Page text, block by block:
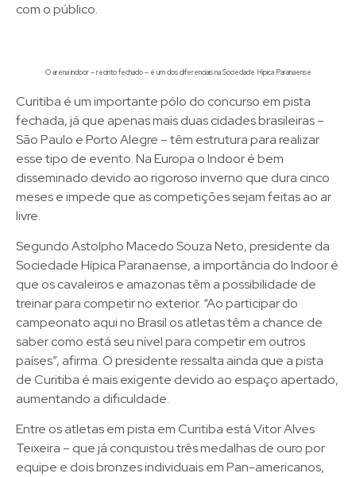
com o público.
O arena indoor – recinto fechado – é um dos diferenciais na Sociedade Hípica Paranaense
Curitiba é um importante pólo do concurso em pista
fechada, já que apenas mais duas cidades brasileiras –
São Paulo e Porto Alegre – têm estrutura para realizar
esse tipo de evento. Na Europa o Indoor é bem
disseminado devido ao rigoroso inverno que dura cinco
meses e impede que as competições sejam feitas ao ar
livre.
Segundo Astolpho Macedo Souza Neto, presidente da
Sociedade Hípica Paranaense, a importância do Indoor é
que os cavaleiros e amazonas têm a possibilidade de
treinar para competir no exterior. “Ao participar do
campeonato aqui no Brasil os atletas têm a chance de
saber como está seu nível para competir em outros
países”, afirma. O presidente ressalta ainda que a pista
de Curitiba é mais exigente devido ao espaço apertado,
aumentando a dificuldade.
Entre os atletas em pista em Curitiba está Vitor Alves
Teixeira – que já conquistou três medalhas de ouro por
equipe e dois bronzes individuais em Pan-americanos,